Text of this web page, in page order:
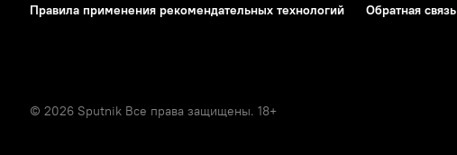
Правила применения рекомендательных технологий
Обратная связь
© 2026 Sputnik Все права защищены. 18+